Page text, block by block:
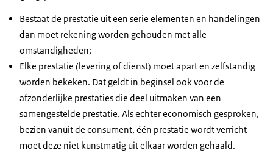
Bestaat de prestatie uit een serie elementen en handelingen
dan moet rekening worden gehouden met alle
omstandigheden;
Elke prestatie (levering of dienst) moet apart en zelfstandig
worden bekeken. Dat geldt in beginsel ook voor de
afzonderlijke prestaties die deel uitmaken van een
samengestelde prestatie. Als echter economisch gesproken,
bezien vanuit de consument, één prestatie wordt verricht
moet deze niet kunstmatig uit elkaar worden gehaald.